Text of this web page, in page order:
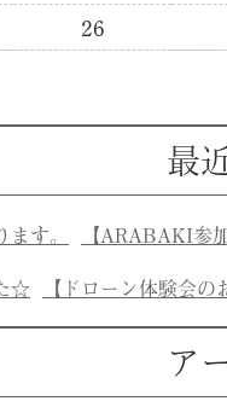
26
最
す。
【ARABAKI参
☆
【ドローン体験会の
ア